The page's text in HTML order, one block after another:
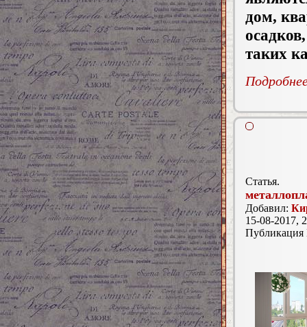
дом,
таких
Статья.
Добавил:
15-08-2017,